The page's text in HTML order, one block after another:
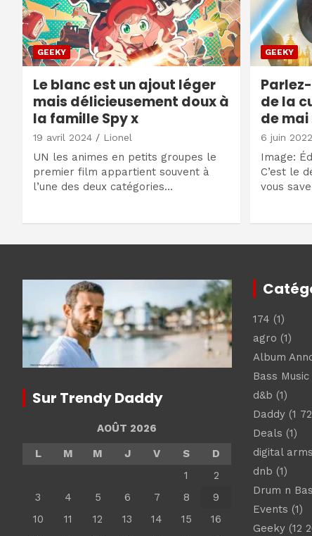
GEEKY
Le blanc est un ajout léger
mais délicieusement doux à
la famille Spy x
19 avril 2024 Lionel
UN les animes en petits groupes le
premier film appartient souvent à
l’une des deux catégories…
GEEKY
de la
de mai
6 juin 2022
Image:
C’est le
vous
Sur Trendy Daddy
AOÛT 2026
L
M M J V S
D
1
2
3
4 5 6 7 8
9
10
11 12 13 14 15
16
174 (1)
agro (1)
Album
Bass Music
d&b (1)
Daddy(1
Deals (1)
digital
dnb (1)
Drum n
Events (1)
Geeky(12